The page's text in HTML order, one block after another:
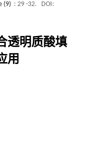
(9) : 29 -32.
DOI:
透明质酸填
用